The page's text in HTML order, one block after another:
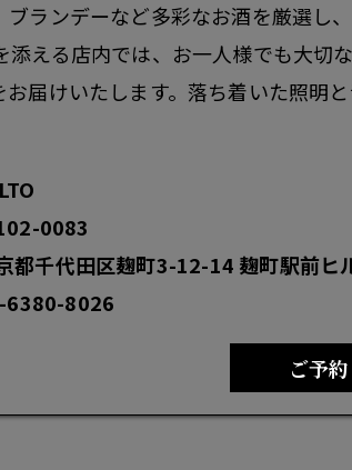
ランデーなど多彩なお酒を厳選し
える店内では、お一人様でも大切
届けいたします。落ち着いた照明
0083
都千代田区麹町3-12-14 麹町駅前ヒ
6380-8026
ご予約